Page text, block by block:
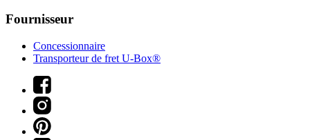
Fournisseur
Concessionnaire
Transporteur de fret U-Box®